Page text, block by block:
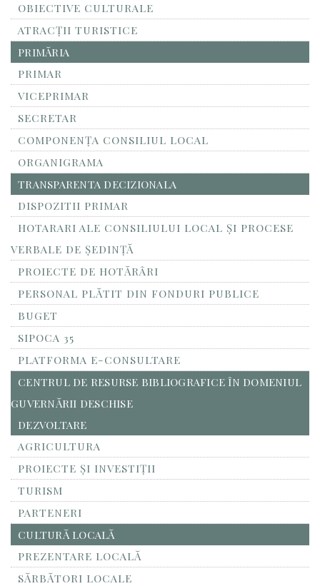
OBIECTIVE CULTURALE
ATRACȚII TURISTICE
PRIMĂRIA
PRIMAR
VICEPRIMAR
SECRETAR
COMPONENȚA CONSILIUL LOCAL
ORGANIGRAMA
TRANSPARENTA DECIZIONALA
DISPOZITII PRIMAR
HOTARARI ALE CONSILIULUI LOCAL ȘI PROCESE
VERBALE DE ȘEDINȚĂ
PROIECTE DE HOTĂRÂRI
PERSONAL PLĂTIT DIN FONDURI PUBLICE
BUGET
SIPOCA 35
PLATFORMA E-CONSULTARE
CENTRUL DE RESURSE BIBLIOGRAFICE ÎN DOMENIUL
GUVERNĂRII DESCHISE
DEZVOLTARE
AGRICULTURA
PROIECTE ȘI INVESTIȚII
TURISM
PARTENERI
CULTURĂ LOCALĂ
PREZENTARE LOCALĂ
SĂRBĂTORI LOCALE